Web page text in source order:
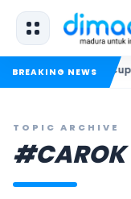
BREAKING NEWS
PKDI Cup II 2026
TOPIC ARCHIVE
#CAROK